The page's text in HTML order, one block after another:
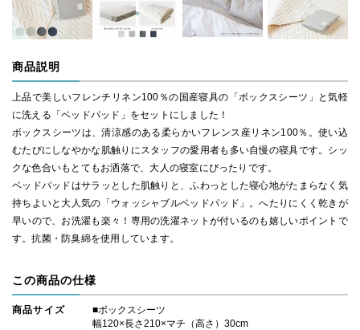
商品説明
上品で美しいフレンチリネン100％の国産寝具の「ボックスシーツ」と気軽
に洗える「ベッドパッド」をセットにしました！
ボックスシーツは、清涼感のある柔らかいフレンス産リネン100％。使い込
むたびにしなやかな肌触りにスタッフの愛用者も多い自慢の寝具です。シッ
クな色合いもとてもお洒落で、大人の寝室にぴったりです。
ベッドパッドはサラッとした肌触りと、ふわっとした寝心地がたまらなく気
持ちよいと大人気の「ウォッシャブルベッドパッド」。へたりにくく乾きが
早いので、お洗濯も楽々！専用の洗濯ネットが付いるのも嬉しいポイントで
す。抗菌・防臭綿を使用しています。
この商品の仕様
商品サイズ
■ボックスシーツ
幅120×長さ210×マチ（高さ）30cm